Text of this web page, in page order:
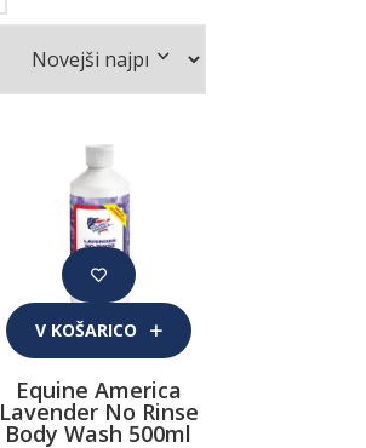
V KOŠARICO
Equine America
Lavender No Rinse
Body Wash 500ml